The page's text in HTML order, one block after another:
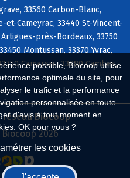
possible, Biocoop utilise
optimale du site, pour
le trafic et la performance
personnalisée en toute
d'avis à tout moment en
OK pour vous ?
les cookies
33560 Carbon-Blanc,
et-Cameyrac, 33440 St-Vincent-
près-Bordeaux, 33750
Montussan, 33370 Yvrac,
Camarsac, 33880 Cambes,
réseau Biocoop
2026